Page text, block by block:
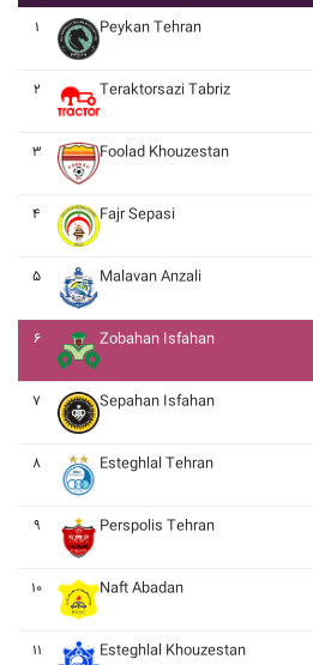
۱
Peykan Tehran
۲ Teraktorsazi Tabriz
۳ Foolad Khouzestan
۴ Fajr Sepasi
۵ Malavan Anzali
۶ Zobahan Isfahan
۷ Sepahan Isfahan
۸ Esteghlal Tehran
۹ Perspolis Tehran
۱۰ Naft Abadan
۱۱ Esteghlal Khouzestan